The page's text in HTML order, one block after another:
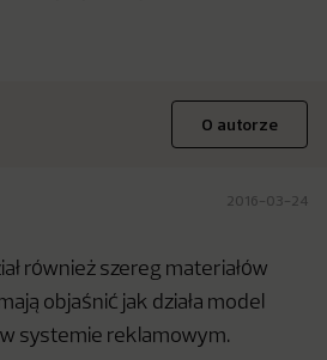
O autorze
2016-03-24
również szereg materiałów
objaśnić jak działa model
systemie reklamowym.